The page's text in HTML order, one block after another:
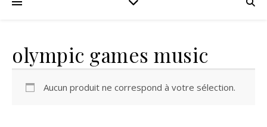
olympic games music
Aucun produit ne correspond à votre sélection.